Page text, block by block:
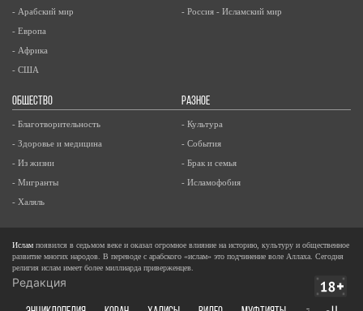
- Арабский мир
- Европа
- Африка
- США
- Россия - Исламский мир
ОБЩЕСТВО
- Благотворительность
- Здоровье и медицина
- Из жизни
- Мигранты
- Халяль
РАЗНОЕ
- Культура
- События
- Брак и семья
- Исламофобия
Ислам появился в седьмом веке и оказал огромное влияние на историю, культуру и общественное
развитие многих народов. В переводе с арабского «ислам» это подчинение воле Аллаха. Сегодня
религия ислам имеет более миллиарда приверженцев.
Редакция